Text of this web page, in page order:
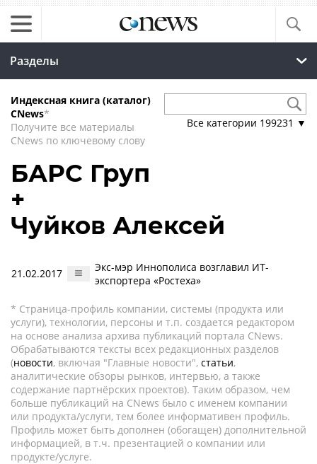
Разделы
Индексная книга (каталог)
CNews*
Получите все материалы
CNews по ключевому слову
Все категории 199231 ▼
БАРС Груп
+
Чуйков Алексей
21.02.2017
Экс-мэр Иннополиса возглавил ИТ-
экспортера «Ростеха»
* Страница-профиль компании, системы (продукта или
услуги), технологии, персоны и т.п. создается редактором
на основе анализа архива публикаций портала CNews.
Обрабатываются тексты всех редакционных разделов
(новости, включая "Главные новости", статьи,
аналитические обзоры рынков, интервью, а также
содержание партнёрских проектов). Таким образом, чем
больше публикаций на CNews было с именем компании
или продукта/услуги, тем более информативен профиль.
Профиль может быть дополнен (обогащен) дополнительной
информацией, в т.ч. презентацией о компании или
продукте/услуге.